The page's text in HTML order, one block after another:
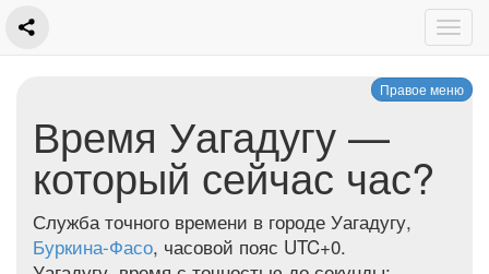
Правое меню
Время Уагадугу —
который сейчас час?
Служба точного времени в городе Уагадугу,
Буркина-Фасо, часовой пояс UTC+0.